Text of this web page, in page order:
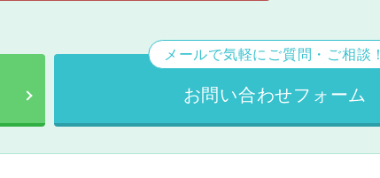
メールで気軽にご質問・ご相談！
お問い合わせフォーム